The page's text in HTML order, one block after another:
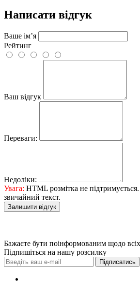
Написати відгук
Ваше ім’я
Рейтинг
Ваш відгук
Переваги:
Недоліки:
Увага: HTML розмітка не
звичайний текст.
Залишити відгук
Бажаєте бути поінформованим щодо
Підпишіться на нашу розсилку
Підписатись